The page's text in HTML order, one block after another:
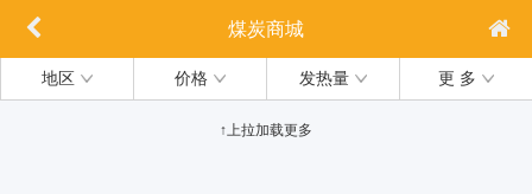
煤炭商城
地区 价格 发热量 更 多
↑上拉加载更多